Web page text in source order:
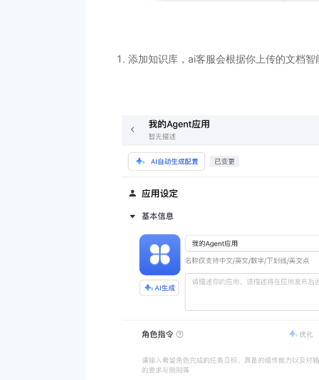
添加知识库，ai客服会根据你上传的文档